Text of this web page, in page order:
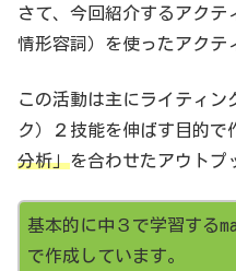
さて、今回紹介するアクテ
情形容詞）を使ったアクテ
この活動は主にライティン
ク）２技能を伸ばす目的で
分析」を合わせたアウトプ
基本的に中３で学習する
で作成しています。